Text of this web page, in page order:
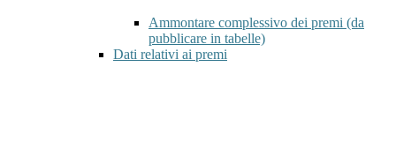
Ammontare complessivo dei premi (da
pubblicare in tabelle)
Dati relativi ai premi